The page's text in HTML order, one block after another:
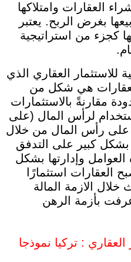
العقارات وامتلاكها
بغرض الربح. يعتبر
كجزء من استراتيجية
العقاري الذي
هي شكل من
مقارنةً بالاستثمارات
لرأس المال (على
على رأس المال من خلال
بشكل كبير على التدفق
العوامل وإدارتها بشكل
العقارات استثمارًا
كما حدث خلال الازمة المالة
2008 والتي عرفت بأزمة الرهن
العقاري : تركيا نموذجا